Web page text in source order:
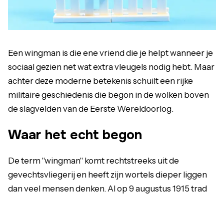
Een wingman is die ene vriend die je helpt wanneer je
sociaal gezien net wat extra vleugels nodig hebt. Maar
achter deze moderne betekenis schuilt een rijke
militaire geschiedenis die begon in de wolken boven
de slagvelden van de Eerste Wereldoorlog.
Waar het echt begon
De term "wingman" komt rechtstreeks uit de
gevechtsvliegerij en heeft zijn wortels dieper liggen
dan veel mensen denken. Al op 9 augustus 1915 trad